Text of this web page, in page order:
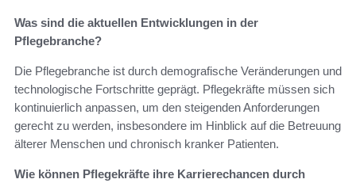
Was sind die aktuellen Entwicklungen in der
Pflegebranche?
Die Pflegebranche ist durch demografische Veränderungen und
technologische Fortschritte geprägt. Pflegekräfte müssen sich
kontinuierlich anpassen, um den steigenden Anforderungen
gerecht zu werden, insbesondere im Hinblick auf die Betreuung
älterer Menschen und chronisch kranker Patienten.
Wie können Pflegekräfte ihre Karrierechancen durch